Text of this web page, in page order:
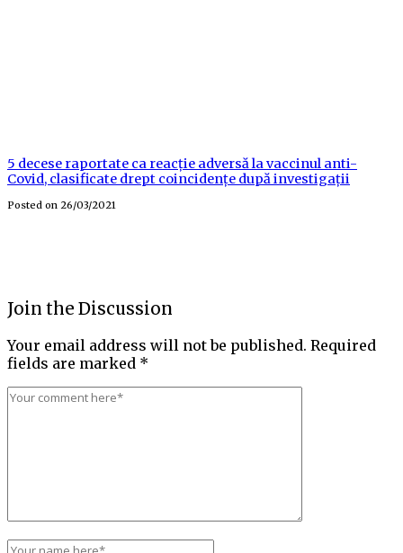
5 decese raportate ca reacție adversă la vaccinul anti-
Covid, clasificate drept coincidențe după investigații
Posted on 26/03/2021
Join the Discussion
Your email address will not be published. Required
fields are marked *